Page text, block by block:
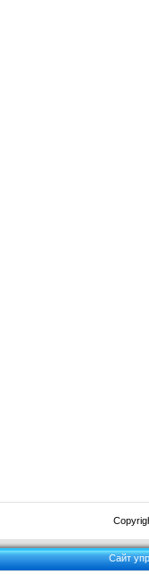
Сайт